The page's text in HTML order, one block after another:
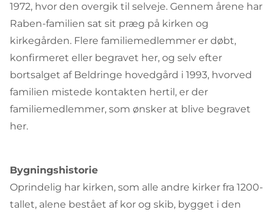
1972, hvor den overgik til selveje. Gennem årene har
Raben-familien sat sit præg på kirken og
kirkegården. Flere familiemedlemmer er døbt,
konfirmeret eller begravet her, og selv efter
bortsalget af Beldringe hovedgård i 1993, hvorved
familien mistede kontakten hertil, er der
familiemedlemmer, som ønsker at blive begravet
her.
Bygningshistorie
Oprindelig har kirken, som alle andre kirker fra 1200-
tallet, alene bestået af kor og skib, bygget i den